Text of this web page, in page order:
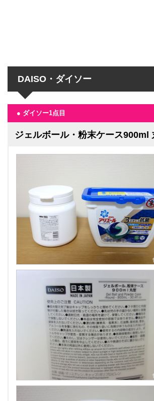
DAISO・ダイソー
● ダイソー1点目
ジェルボール・粉末ケース900ml